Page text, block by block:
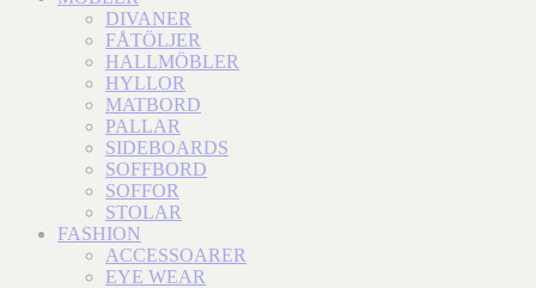
DIVANER
FÅTÖLJER
HALLMÖBLER
HYLLOR
MATBORD
PALLAR
SIDEBOARDS
SOFFBORD
SOFFOR
STOLAR
FASHION
ACCESSOARER
EYE WEAR